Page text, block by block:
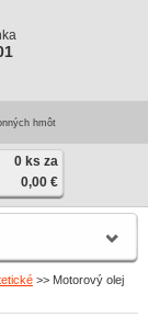
hmôt
0 ks za
0,00 €
>> Motorový olej